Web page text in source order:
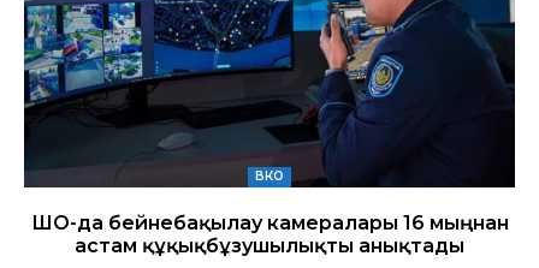
ВКО
ШҚО-да бейнебақылау камералары 16 мыңнан
астам құқықбұзушылықты анықтады